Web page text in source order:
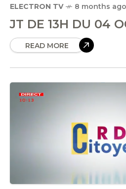
ELECTRON TV 8 months ago
JT DE 13H DU 04
READ MORE